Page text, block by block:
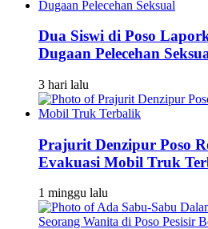
Dua Siswi di Poso
Dugaan Pelecehan
3 hari lalu
Prajurit Denzipur Poso
Evakuasi Mobil Truk
1 minggu lalu